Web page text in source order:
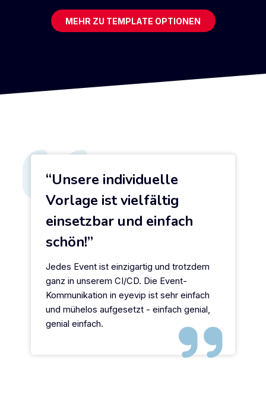
MEHR ZU TEMPLATE OPTIONEN
Unsere individuelle
Vorlage ist vielfältig
einsetzbar und einfach
schön!
Jedes Event ist einzigartig und trotzdem
ganz in unserem CI/CD. Die Event-
Kommunikation in eyevip ist sehr einfach
und mühelos aufgesetzt - einfach genial,
genial einfach.